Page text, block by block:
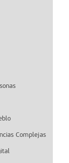
Complejas